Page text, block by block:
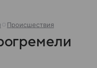
Происшествия